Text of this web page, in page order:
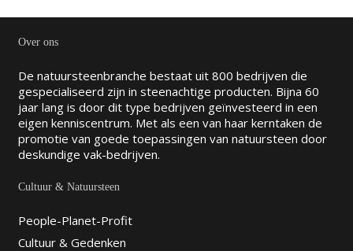
Over ons
De natuursteenbranche bestaat uit 800 bedrijven die
gespecialiseerd zijn in steenachtige producten. Bijna 60
jaar lang is door dit type bedrijven geïnvesteerd in een
eigen kenniscentrum. Met als een van haar kerntaken de
promotie van goede toepassingen van natuursteen door
deskundige vak-bedrijven.
Cultuur & Natuursteen
People-Planet-Profit
Cultuur & Gedenken